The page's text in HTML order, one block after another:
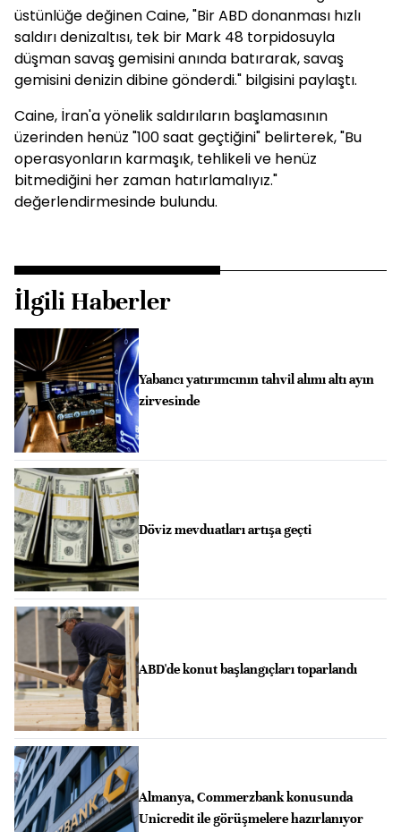
üstünlüğe değinen Caine, "Bir ABD donanması hızlı
saldırı denizaltısı, tek bir Mark 48 torpidosuyla
düşman savaş gemisini anında batırarak, savaş
gemisini denizin dibine gönderdi." bilgisini paylaştı.
Caine, İran'a yönelik saldırıların başlamasının
üzerinden henüz "100 saat geçtiğini" belirterek, "Bu
operasyonların karmaşık, tehlikeli ve henüz
bitmediğini her zaman hatırlamalıyız."
değerlendirmesinde bulundu.
İlgili Haberler
Yabancı yatırımcının tahvil alımı altı ayın
zirvesinde
Döviz mevduatları artışa geçti
ABD'de konut başlangıçları toparlandı
Almanya, Commerzbank konusunda
Unicredit ile görüşmelere hazırlanıyor